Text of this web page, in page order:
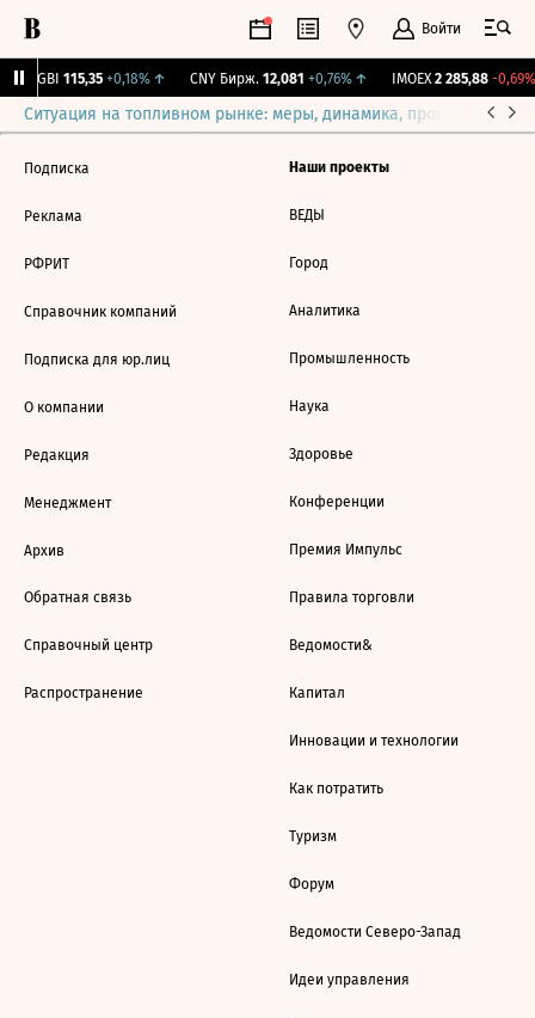
Войти
RGBI 115,35 +0,18%↑ CNY Бирж. 12,081 +0,76%↑ IMOEX 2 285,88 -0,69%
Ситуация на топливном рынке: меры, динамика, прогнозы
Подписка
Реклама
РФРИТ
Справочник компаний
Подписка для юр.лиц
О компании
Редакция
Менеджмент
Архив
Обратная связь
Справочный центр
Распространение
Наши проекты
ВЕДЫ
Город
Аналитика
Промышленность
Наука
Здоровье
Конференции
Премия Импульс
Правила торговли
Ведомости&
Капитал
Инновации и технологии
Как потратить
Туризм
Форум
Ведомости Северо-Запад
Идеи управления